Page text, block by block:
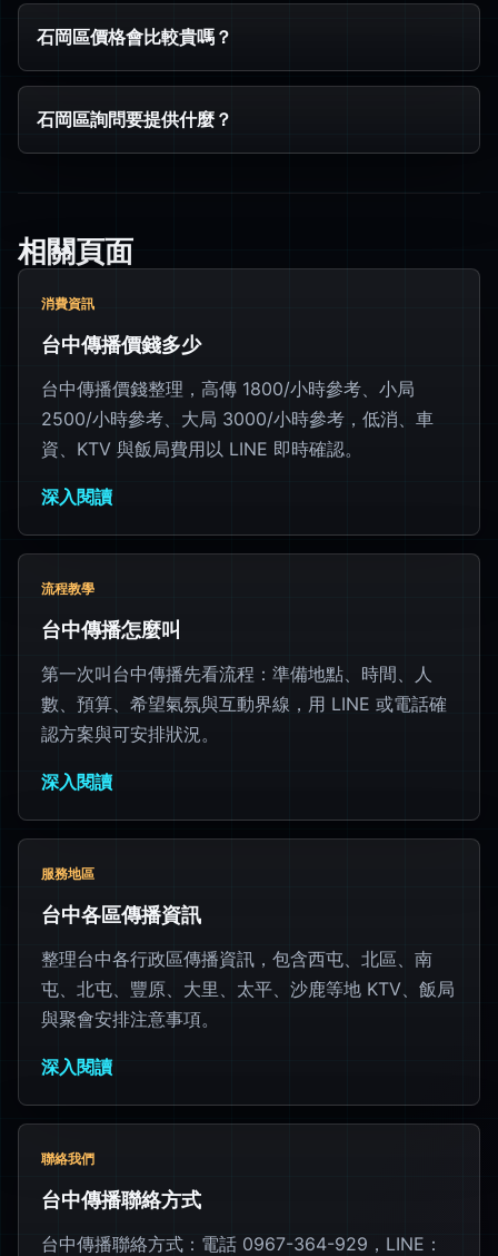
石岡區價格會比較貴嗎？
石岡區詢問要提供什麼？
相關頁面
消費資訊
台中傳播價錢多少
台中傳播價錢整理，高傳 1800/小時參考、小局
2500/小時參考、大局 3000/小時參考，低消、車
資、KTV 與飯局費用以 LINE 即時確認。
深入閱讀
流程教學
台中傳播怎麼叫
第一次叫台中傳播先看流程：準備地點、時間、人
數、預算、希望氣氛與互動界線，用 LINE 或電話確
認方案與可安排狀況。
深入閱讀
服務地區
台中各區傳播資訊
整理台中各行政區傳播資訊，包含西屯、北區、南
屯、北屯、豐原、大里、太平、沙鹿等地 KTV、飯局
與聚會安排注意事項。
深入閱讀
聯絡我們
台中傳播聯絡方式
台中傳播聯絡方式：電話 0967-364-929，LINE：